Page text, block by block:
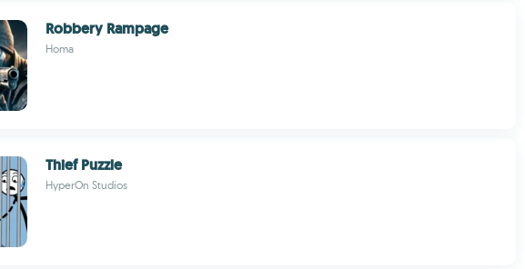
Robbery Rampage
Homa
Thief Puzzle
HyperOn Studios